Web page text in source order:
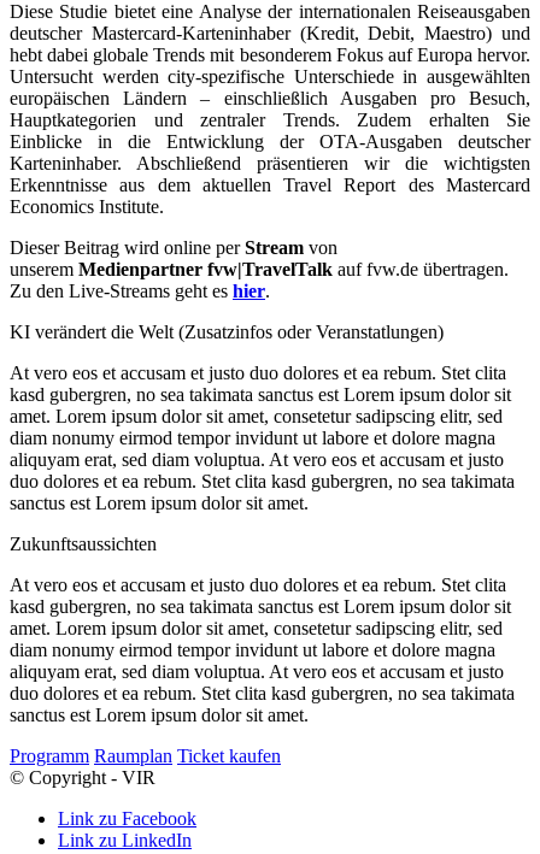
Diese Studie bietet eine Analyse der internationalen Reiseausgaben
deutscher Mastercard-Karteninhaber (Kredit, Debit, Maestro) und
hebt dabei globale Trends mit besonderem Fokus auf Europa hervor.
Untersucht werden city-spezifische Unterschiede in ausgewählten
europäischen Ländern – einschließlich Ausgaben pro Besuch,
Hauptkategorien und zentraler Trends. Zudem erhalten Sie
Einblicke in die Entwicklung der OTA-Ausgaben deutscher
Karteninhaber. Abschließend präsentieren wir die wichtigsten
Erkenntnisse aus dem aktuellen Travel Report des Mastercard
Economics Institute.
Dieser Beitrag wird online perStream von
unserem Medienpartner fvw|TravelTalk auf fvw.de übertragen.
Zu den Live-Streams geht es hier.
KI verändert die Welt (Zusatzinfos oder Veranstatlungen)
At vero eos et accusam et justo duo dolores et ea rebum. Stet clita
kasd gubergren, no sea takimata sanctus est Lorem ipsum dolor sit
amet. Lorem ipsum dolor sit amet, consetetur sadipscing elitr, sed
diam nonumy eirmod tempor invidunt ut labore et dolore magna
aliquyam erat, sed diam voluptua. At vero eos et accusam et justo
duo dolores et ea rebum. Stet clita kasd gubergren, no sea takimata
sanctus est Lorem ipsum dolor sit amet.
Zukunftsaussichten
At vero eos et accusam et justo duo dolores et ea rebum. Stet clita
kasd gubergren, no sea takimata sanctus est Lorem ipsum dolor sit
amet. Lorem ipsum dolor sit amet, consetetur sadipscing elitr, sed
diam nonumy eirmod tempor invidunt ut labore et dolore magna
aliquyam erat, sed diam voluptua. At vero eos et accusam et justo
duo dolores et ea rebum. Stet clita kasd gubergren, no sea takimata
sanctus est Lorem ipsum dolor sit amet.
Programm Raumplan Ticket kaufen
© Copyright - VIR
Link zu Facebook
Link zu LinkedIn